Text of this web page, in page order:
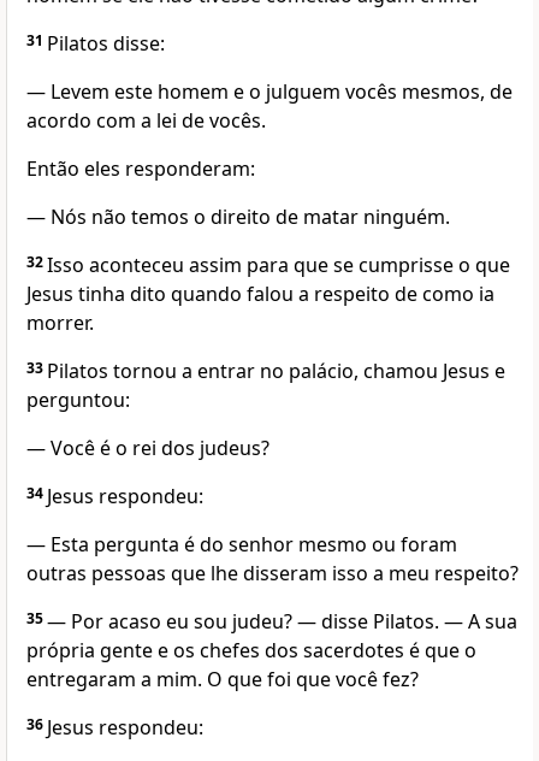
31 Pilatos disse:
— Levem este homem e o julguem vocês mesmos, de
acordo com a lei de vocês.
Então eles responderam:
— Nós não temos o direito de matar ninguém.
32Isso aconteceu assim para que se cumprisse o que
Jesus tinha dito quando falou a respeito de como ia
morrer.
33 Pilatos tornou a entrar no palácio, chamou Jesus e
perguntou:
— Você é o rei dos judeus?
34 Jesus respondeu:
— Esta pergunta é do senhor mesmo ou foram
outras pessoas que lhe disseram isso a meu respeito?
35— Por acaso eu sou judeu? — disse Pilatos. — A sua
própria gente e os chefes dos sacerdotes é que o
entregaram a mim. O que foi que você fez?
36 Jesus respondeu: